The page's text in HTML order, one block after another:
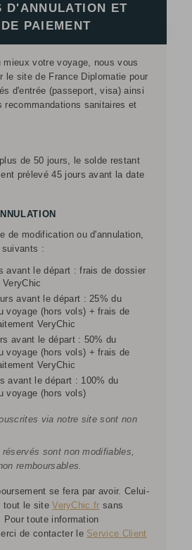
D'ANNULATION ET
PAIEMENT
mieux votre voyage, nous vous
le site de France Diplomatie pour
d'entrée (passeport, visa) ainsi
recommandations sanitaires et
de 50 jours, le solde restant
prélevé 45 jours avant la date
de modification ou d'annulation,
:
avant le départ : frais de dossier
avant le départ : 25% du
voyage (hors vols) + frais de
VeryChic
avant le départ : 50% du
voyage (hors vols) + frais de
VeryChic
avant le départ : 100% du
voyage (hors vols)
via notre site sont non
sont non modifiables,
remboursables.
se fera par avoir. Celui-
tout le siteVeryChic.fr sans
Pour toute information
de contacter le Service Client